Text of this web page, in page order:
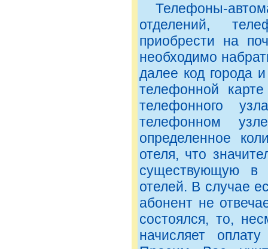
Телефоны-
отделений,
приобрести на
необходимо
далее код города
телефонной
телефонного
телефонном
определенное
отеля, что
существующую в
отелей. В случае
абонент не
состоялся, то,
начисляет